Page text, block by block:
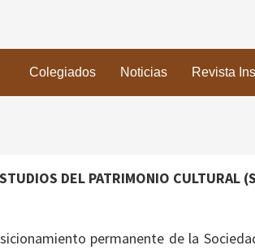
Colegiados Noticias Revista
DEL PATRIMONIO CULTURAL
permanente de la